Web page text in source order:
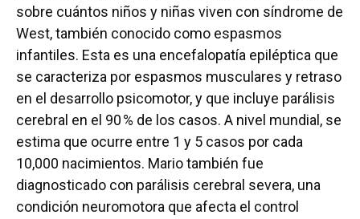
sobre cuántos niños y niñas viven con síndrome de
West, también conocido como espasmos
infantiles. Esta es una encefalopatía epiléptica que
se caracteriza por espasmos musculares y retraso
en el desarrollo psicomotor, y que incluye parálisis
cerebral en el 90 % de los casos. A nivel mundial, se
estima que ocurre entre 1 y 5 casos por cada
10,000 nacimientos. Mario también fue
diagnosticado con parálisis cerebral severa, una
condición neuromotora que afecta el control